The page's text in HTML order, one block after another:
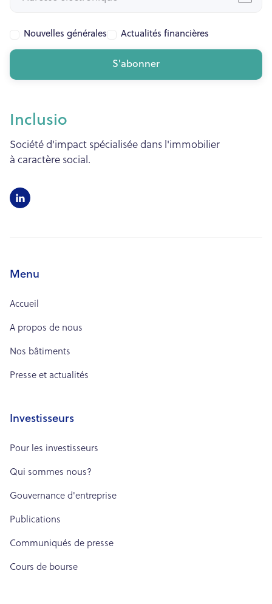
Inclusio
Société d'impact spécialisée dans l'immobilier
à caractère social.

Nouvelles générales Actualités financières
Menu
Accueil
A propos de nous
Nos bâtiments
Presse et actualités
Investisseurs
Pour les investisseurs
Qui sommes nous?
Gouvernance d'entreprise
Publications
Communiqués de presse
Cours de bourse